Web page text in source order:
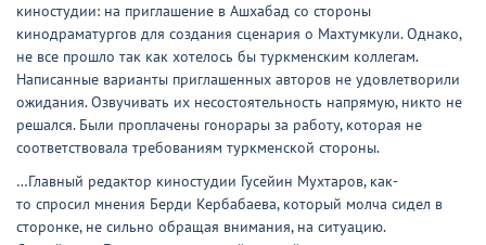
киностудии: на приглашение в Ашхабад со стороны
кинодраматургов для создания сценария о Махтумкули. Однако,
не все прошло так как хотелось бы туркменским коллегам.
Написанные варианты приглашенных авторов не удовлетворили
ожидания. Озвучивать их несостоятельность напрямую, никто не
решался. Были проплачены гонорары за работу, которая не
соответствовала требованиям туркменской стороны.
…Главный редактор киностудии Гусейин Мухтаров, как-
то спросил мнения Берди Кербабаева, который молча сидел в
сторонке, не сильно обращая внимания, на ситуацию.